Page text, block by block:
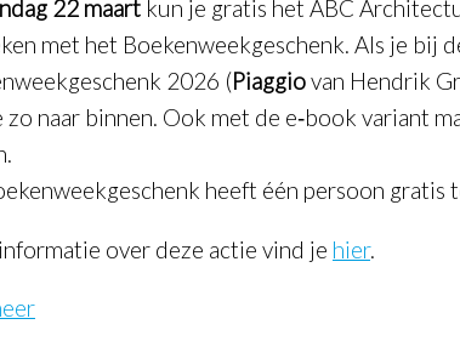
22 maart kun je gratis het ABC
met het Boekenweekgeschenk. Als je bij
2026 (Piaggiovan Hendrik
zo naar binnen. Ook met de e‑book variant
heeft één persoon gratis
over deze actie vind je hier.